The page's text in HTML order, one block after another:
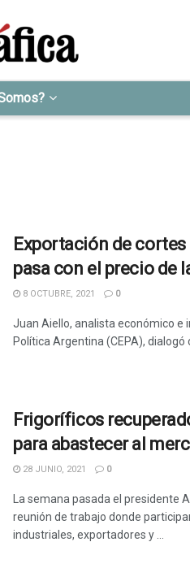
Exportación de
pasa con el precio de
8 OCTUBRE, 2021 0
Juan Aiello, analista económico e
Política Argentina (CEPA), dialogó
Frigoríficos
para abastecer al
28 JUNIO, 2021 0
La semana pasada el presidente
reunión de trabajo donde
industriales, exportadores y ...